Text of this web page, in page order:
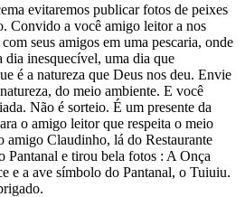
evitaremos publicar fotos de peixes
Convido a você amigo leitor a nos
seus amigos em uma pescaria, onde
dia inesquecível, uma dia que
é a natureza que Deus nos deu. Envie
do meio ambiente. E você
Não é sorteio. É um presente da
o amigo leitor que respeita o meio
amigo Claudinho, lá do Restaurante
e tirou bela fotos : A Onça
e a ave símbolo do Pantanal, o Tuiuiu.